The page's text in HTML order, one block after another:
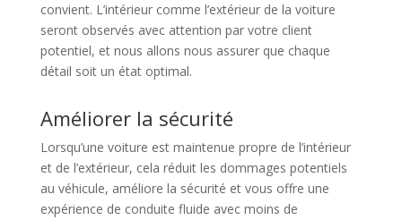
convient. L’intérieur comme l’extérieur de la voiture
seront observés avec attention par votre client
potentiel, et nous allons nous assurer que chaque
détail soit un état optimal.
Améliorer la sécurité
Lorsqu’une voiture est maintenue propre de l’intérieur
et de l’extérieur, cela réduit les dommages potentiels
au véhicule, améliore la sécurité et vous offre une
expérience de conduite fluide avec moins de